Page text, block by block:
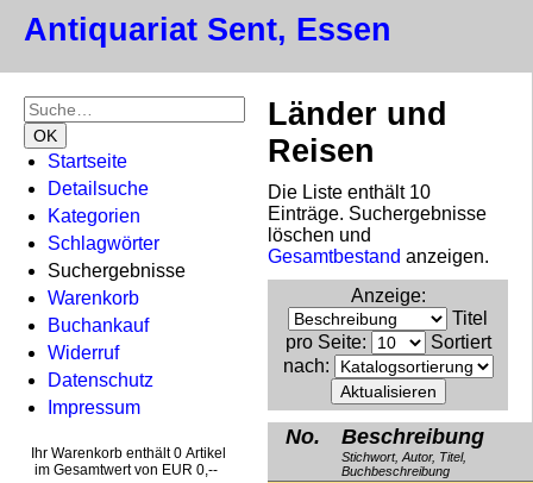
Antiquariat Sent, Essen
Startseite
Detailsuche
Kategorien
Schlagwörter
Suchergebnisse
Warenkorb
Buchankauf
Widerruf
Datenschutz
Impressum
Ihr Warenkorb enthält 0 Artikel
im Gesamtwert von EUR 0,--
Länder und
Reisen
Die Liste enthält 10
Einträge. Suchergebnisse
löschen und
Gesamtbestand anzeigen.
Anzeige:
Titel
pro Seite:
Sortiert
nach:
No. Beschreibung
Stichwort, Autor, Titel,
Buchbeschreibung